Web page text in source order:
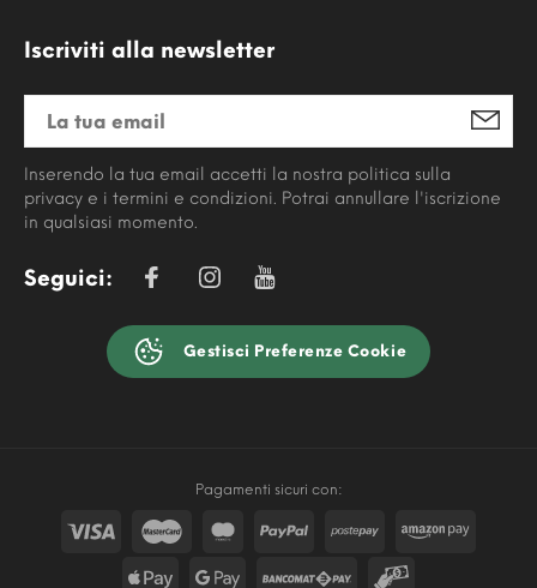
Iscriviti alla newsletter
Inserendo la tua email accetti la nostra politica sulla
privacy e i termini e condizioni. Potrai annullare l'iscrizione
in qualsiasi momento.
Seguici:
Gestisci Preferenze Cookie
Pagamenti sicuri con: